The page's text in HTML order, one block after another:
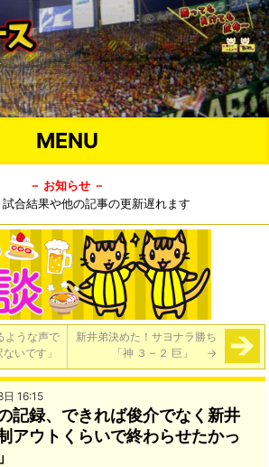
MENU
－ お知らせ －
試合結果や他の記事の更新遅れます
うな声で
いです」
新井弟決めた！サヨナラ勝ち
「神 ３ – ２ 巨」 →
16:15
記録、できれば俊介でなく新井
アウトくらいで終わらせたかっ